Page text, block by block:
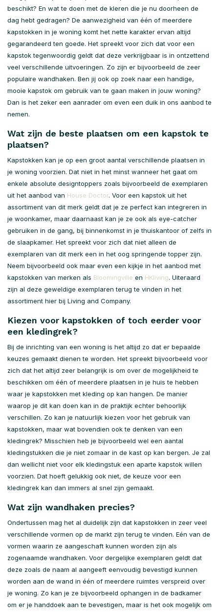
beschikt? En wat te doen met de kleren die je nu doorheen de
dag hebt gedragen? De aanwezigheid van één of meerdere
kapstokken in je woning komt het nette karakter ervan altijd
gegarandeerd ten goede. Het spreekt voor zich dat voor een
kapstok tegenwoordig geldt dat deze verkrijgbaar is in ontzettend
veel verschillende uitvoeringen. Zo zijn er bijvoorbeeld de zeer
populaire wandhaken. Ben jij ook op zoek naar een handige,
mooie kapstok om gebruik van te gaan maken in jouw woning?
Dan is het zeker een aanrader om even een duik in ons aanbod te
nemen.
Wat zijn de beste plaatsen om een kapstok te
plaatsen?
Kapstokken kan je op een groot aantal verschillende plaatsen in
je woning voorzien. Dat niet in het minst wanneer het gaat om
enkele absolute designtoppers zoals bijvoorbeeld de exemplaren
uit het aanbod van House Doctor. Voor een kapstok uit het
assortiment van dit merk geldt dat je ze perfect kan integreren in
je woonkamer, maar daarnaast kan je ze ook als eye-catcher
gebruiken in de gang, bij binnenkomst in je thuiskantoor of zelfs in
de slaapkamer. Het spreekt voor zich dat niet alleen de
exemplaren van dit merk een in het oog springende topper zijn.
Neem bijvoorbeeld ook maar even een kijkje in het aanbod met
kapstokken van merken als Bloomingville en HKliving. Uiteraard
zijn al deze geweldige exemplaren terug te vinden in het
assortiment hier bij Living and Company.
Kiezen voor kapstokken of toch eerder voor
een kledingrek?
Bij de inrichting van een woning is het altijd zo dat er bepaalde
keuzes gemaakt dienen te worden. Het spreekt bijvoorbeeld voor
zich dat het altijd zeer belangrijk is om over de mogelijkheid te
beschikken om één of meerdere plaatsen in je huis te hebben
waar je kapstokken met kleding op kan hangen. De manier
waarop je dit kan doen kan in de praktijk echter behoorlijk
verschillen. Zo kan je natuurlijk kiezen voor het gebruik van
kapstokken, maar wat bovendien ook te denken van een
kledingrek? Misschien heb je bijvoorbeeld wel een aantal
kledingstukken die je niet zomaar in de kast op kan bergen. Je zal
dan wellicht niet voor elk kledingstuk een aparte kapstok willen
voorzien. Dat hoeft gelukkig ook niet, de keuze voor een
kledingrek kan dan immers al snel zijn gemaakt.
Wat zijn wandhaken precies?
Ondertussen mag het al duidelijk zijn dat kapstokken in zeer veel
verschillende vormen op de markt zijn terug te vinden. Eén van de
vormen waarin ze aangeschaft kunnen worden zijn als
zogenaamde wandhaken. Voor dergelijke exemplaren geldt dat
deze zoals de naam al aangeeft eenvoudig bevestigd kunnen
worden aan de wand in één of meerdere ruimtes verspreid over
je woning. Zo kan je ze bijvoorbeeld ophangen in de badkamer
om er je handdoek aan te bevestigen, maar is het ook mogelijk om